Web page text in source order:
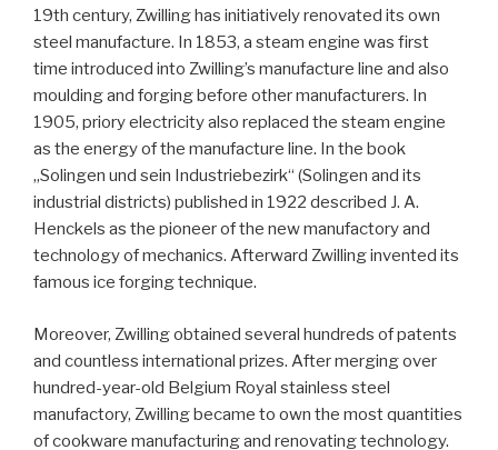
19th century, Zwilling has initiatively renovated its own
steel manufacture. In 1853, a steam engine was first
time introduced into Zwilling’s manufacture line and also
moulding and forging before other manufacturers. In
1905, priory electricity also replaced the steam engine
as the energy of the manufacture line. In the book
„Solingen und sein Industriebezirk“ (Solingen and its
industrial districts) published in 1922 described J. A.
Henckels as the pioneer of the new manufactory and
technology of mechanics. Afterward Zwilling invented its
famous ice forging technique.
Moreover, Zwilling obtained several hundreds of patents
and countless international prizes. After merging over
hundred-year-old Belgium Royal stainless steel
manufactory, Zwilling became to own the most quantities
of cookware manufacturing and renovating technology.